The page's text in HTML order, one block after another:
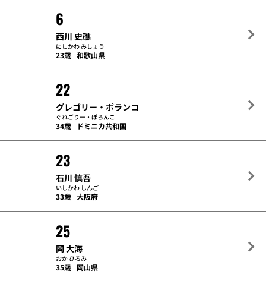
6
西川 史礁
にしかわ みしょう
23歳 和歌山県
22
グレゴリー・ポランコ
ぐれごりー・ぽらんこ
34歳 ドミニカ共和国
23
石川 慎吾
いしかわ しんご
33歳 大阪府
25
岡 大海
おか ひろみ
35歳 岡山県